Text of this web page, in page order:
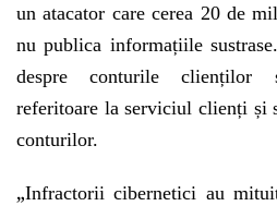
un atacator care cerea 20 de
nu publica informațiile
despre conturile clienților
referitoare la serviciul clienți și
conturilor.
„Infractorii cibernetici au